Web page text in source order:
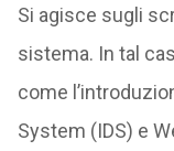
Si agisce sugli
sistema. In tal
come
System (IDS) e